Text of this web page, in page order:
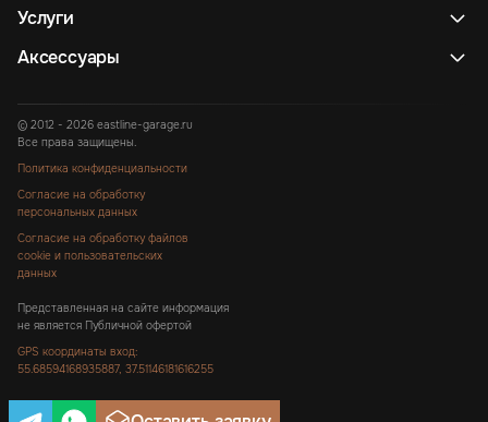
Услуги
Аксессуары
© 2012 - 2026 eastline-garage.ru
Все права защищены.
Политика конфиденциальности
Согласие на обработку
персональных данных
Согласие на обработку файлов
cookie и пользовательских
данных
Представленная на сайте информация
не является Публичной офертой
GPS координаты вход:
55.68594168935887, 37.51146181616255